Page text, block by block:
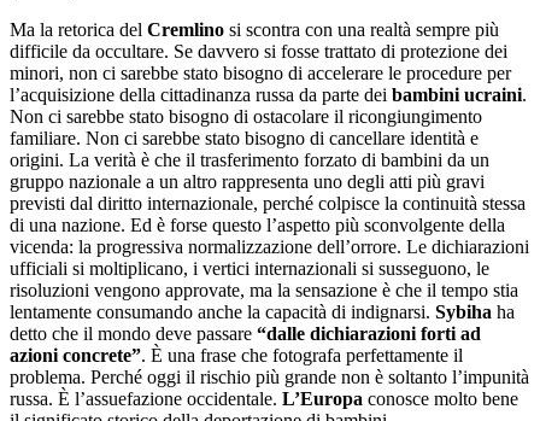
Ma la retorica del Cremlino si scontra con una realtà sempre più
difficile da occultare. Se davvero si fosse trattato di protezione dei
minori, non ci sarebbe stato bisogno di accelerare le procedure per
l’acquisizione della cittadinanza russa da parte dei bambini ucraini.
Non ci sarebbe stato bisogno di ostacolare il ricongiungimento
familiare. Non ci sarebbe stato bisogno di cancellare identità e
origini. La verità è che il trasferimento forzato di bambini da un
gruppo nazionale a un altro rappresenta uno degli atti più gravi
previsti dal diritto internazionale, perché colpisce la continuità stessa
di una nazione. Ed è forse questo l’aspetto più sconvolgente della
vicenda: la progressiva normalizzazione dell’orrore. Le dichiarazioni
ufficiali si moltiplicano, i vertici internazionali si susseguono, le
risoluzioni vengono approvate, ma la sensazione è che il tempo stia
lentamente consumando anche la capacità di indignarsi. Sybiha ha
detto che il mondo deve passare “dalle dichiarazioni forti ad
azioni concrete”. È una frase che fotografa perfettamente il
problema. Perché oggi il rischio più grande non è soltanto l’impunità
russa. È l’assuefazione occidentale. L’Europa conosce molto bene